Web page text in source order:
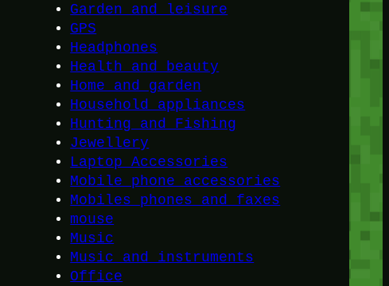
Garden and leisure
GPS
Headphones
Health and beauty
Home and garden
Household appliances
Hunting and Fishing
Jewellery
Laptop Accessories
Mobile phone accessories
Mobiles phones and faxes
mouse
Music
Music and instruments
Office